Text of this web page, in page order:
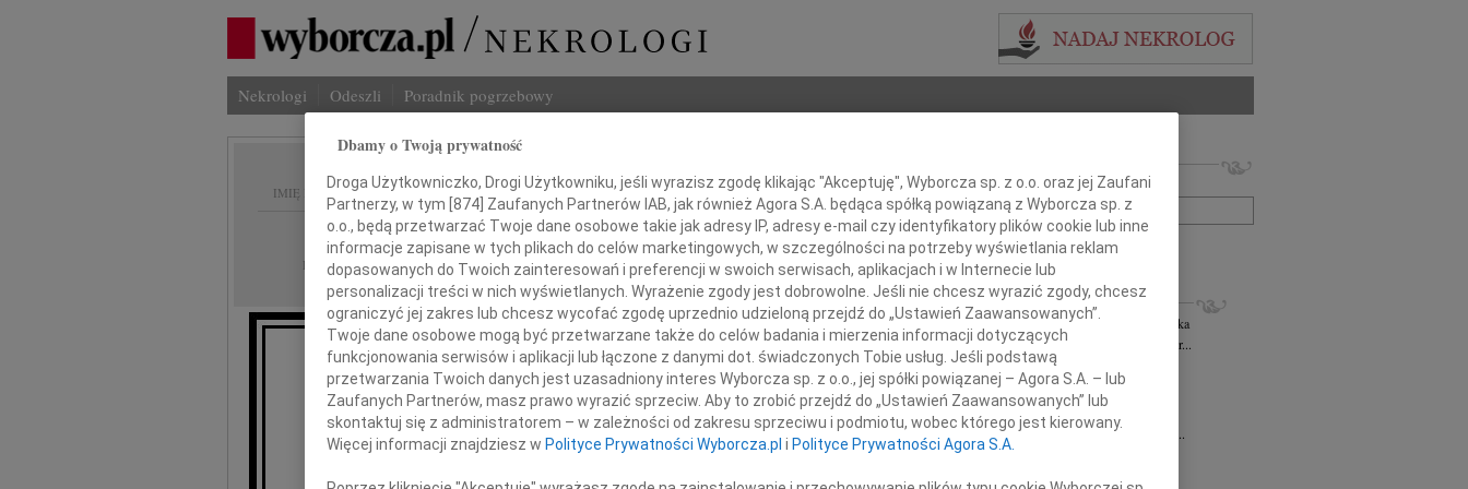
Nekrologi Odeszli Poradnik pogrzebowy
IMIĘ I NAZWISKO:
REGION: cała Polska
DATA EMISJI: 02.09.2009
Z głębokim smutkiem
przyjęliśmy wiadomość o śmierci
Imię i nazwisko lub numer ogłoszenia:
+ szukanie zaawansowane
INNE NEKROLOGI
Małgorzata Kościelska06.08.2026
cała Polska
Z głębokim smutkiem żegnam Panią Profesor...
Marta Rytel 31.07.2026
Z głębokim żalem w sercu żegnamy naszą...
Stanisław Gomułka
27.07.2026
Z głębokim żalem przyjęliśmy wiadomość o...
Adam Pilecki
Zarząd Podkarpackiego Stowarzyszenia...
Dbamy o Twoją prywatność
Droga Użytkowniczko, Drogi Użytkowniku, jeśli wyrazisz zgodę klikając "Akceptuję", Wyborcza sp. z o.o. oraz jej Zaufani
Partnerzy, w tym [ 874 ] Zaufanych Partnerów IAB, jak również Agora S.A. będąca spółką powiązaną z Wyborcza sp. z
o.o., będą przetwarzać Twoje dane osobowe takie jak adresy IP, adresy e-mail czy identyfikatory plików cookie lub inne
informacje zapisane w tych plikach do celów marketingowych, w szczególności na potrzeby wyświetlania reklam
dopasowanych do Twoich zainteresowań i preferencji w swoich serwisach, aplikacjach i w Internecie lub
personalizacji treści w nich wyświetlanych. Wyrażenie zgody jest dobrowolne. Jeśli nie chcesz wyrazić zgody, chcesz
ograniczyć jej zakres lub chcesz wycofać zgodę uprzednio udzieloną przejdź do „Ustawień Zaawansowanych”.
Twoje dane osobowe mogą być przetwarzane także do celów badania i mierzenia informacji dotyczących
funkcjonowania serwisów i aplikacji lub łączone z danymi dot. świadczonych Tobie usług. Jeśli podstawą
przetwarzania Twoich danych jest uzasadniony interes Wyborcza sp. z o.o., jej spółki powiązanej – Agora S.A. – lub
Zaufanych Partnerów, masz prawo wyrazić sprzeciw. Aby to zrobić przejdź do „Ustawień Zaawansowanych” lub
skontaktuj się z administratorem – w zależności od zakresu sprzeciwu i podmiotu, wobec którego jest kierowany.
Więcej informacji znajdziesz w Polityce Prywatności Wyborcza.pl i Polityce Prywatności Agora S.A.